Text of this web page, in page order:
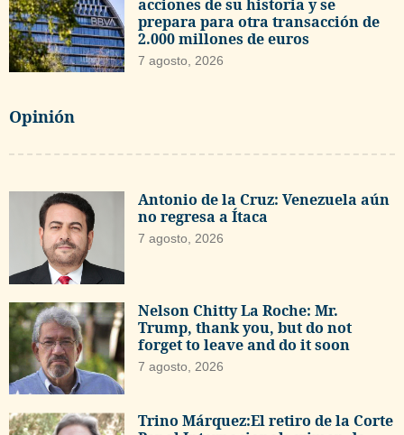
acciones de su historia y se
prepara para otra transacción de
2.000 millones de euros
7 agosto, 2026
Opinión
Antonio de la Cruz: Venezuela aún
no regresa a Ítaca
7 agosto, 2026
Nelson Chitty La Roche: Mr.
Trump, thank you, but do not
forget to leave and do it soon
7 agosto, 2026
Trino Márquez:El retiro de la Corte